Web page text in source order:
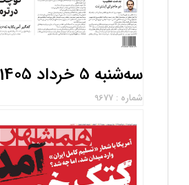
سه‌شنبه 5 خرداد 1405
شماره : 9677